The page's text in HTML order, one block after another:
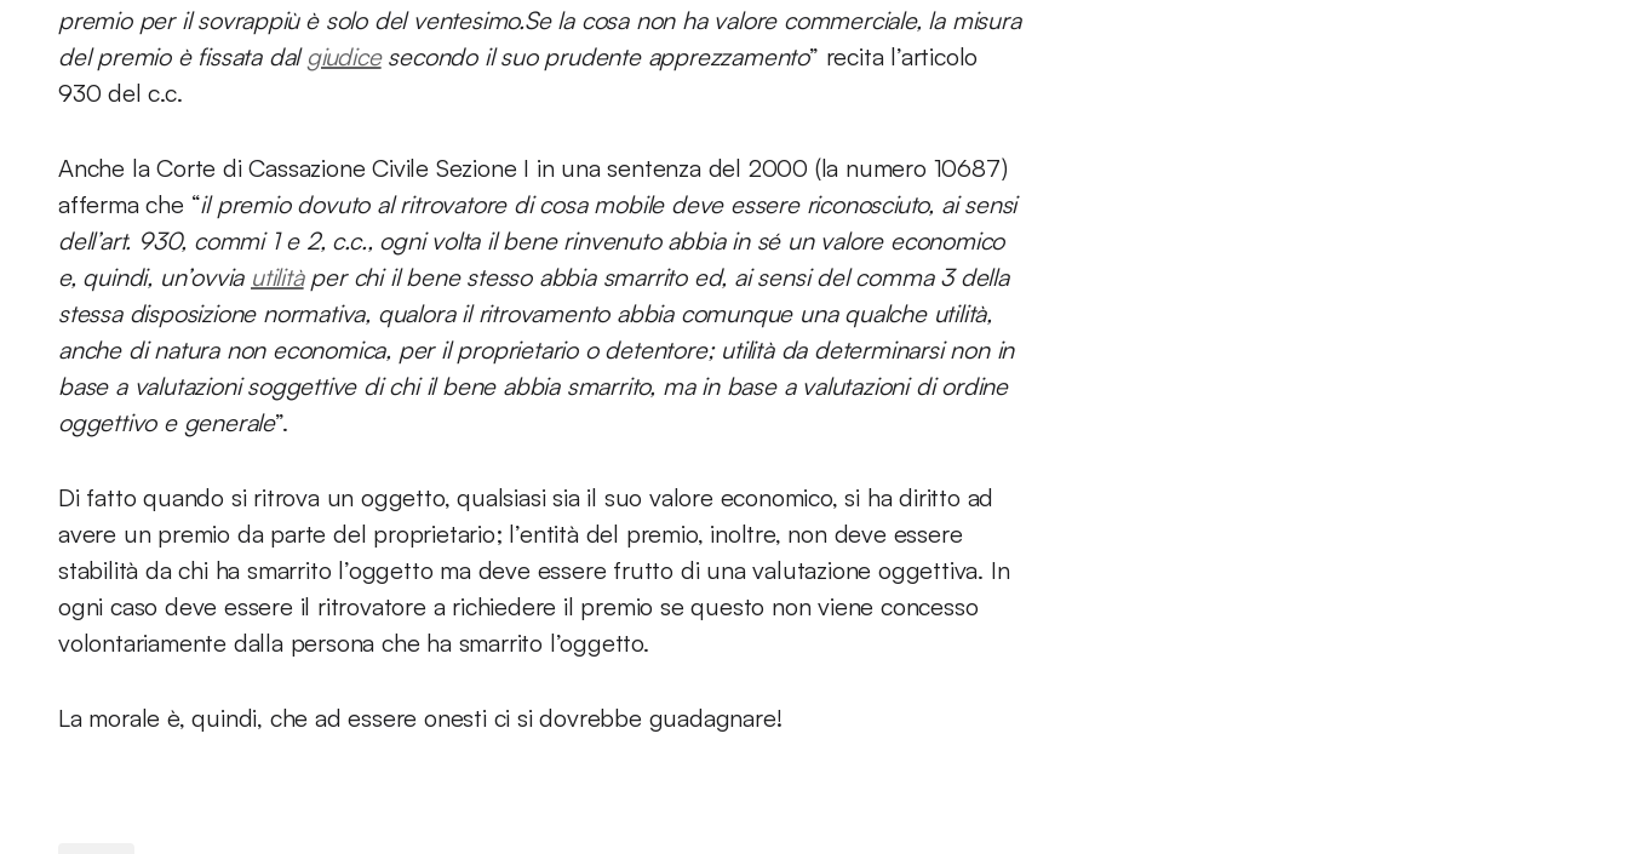
premio per il sovrappiù è solo del ventesimo.Se la cosa non ha valore commerciale, la misura
del premio è fissata dal giudicesecondo il suo prudente apprezzamento” recita l’articolo
930 del c.c.
Anche la Corte di Cassazione Civile Sezione I in una sentenza del 2000 (la numero 10687)
afferma che “il premio dovuto al ritrovatore di cosa mobile deve essere riconosciuto, ai sensi
dell’art. 930, commi 1 e 2, c.c., ogni volta il bene rinvenuto abbia in sé un valore economico
e, quindi, un’ovvia utilitàper chi il bene stesso abbia smarrito ed, ai sensi del comma 3 della
stessa disposizione normativa, qualora il ritrovamento abbia comunque una qualche utilità,
anche di natura non economica, per il proprietario o detentore; utilità da determinarsi non in
base a valutazioni soggettive di chi il bene abbia smarrito, ma in base a valutazioni di ordine
oggettivo e generale”.
Di fatto quando si ritrova un oggetto, qualsiasi sia il suo valore economico, si ha diritto ad
avere un premio da parte del proprietario; l’entità del premio, inoltre, non deve essere
stabilità da chi ha smarrito l’oggetto ma deve essere frutto di una valutazione oggettiva. In
ogni caso deve essere il ritrovatore a richiedere il premio se questo non viene concesso
volontariamente dalla persona che ha smarrito l’oggetto.
La morale è, quindi, che ad essere onesti ci si dovrebbe guadagnare!